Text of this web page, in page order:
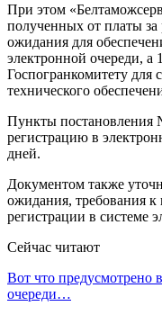
При этом
полученных от платы за
ожидания для
электронной очереди,
Госпогранкомитету для
технического
Пункты постановления
регистрацию в
дней.
Документом также
ожидания, требования
регистрации в системе
Сейчас читают
Вот что предусмотрено
очереди…